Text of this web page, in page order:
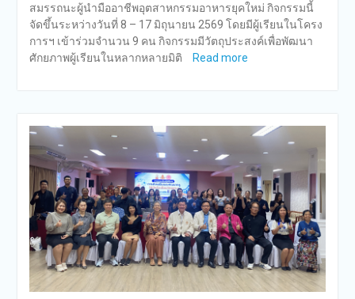
สมรรถนะผู้นำมืออาชีพอุตสาหกรรมอาหารยุคใหม่ กิจกรรมนี้
จัดขึ้นระหว่างวันที่ 8 – 17 มิถุนายน 2569 โดยมีผู้เรียนในโครง
การฯ เข้าร่วมจำนวน 9 คน กิจกรรมมีวัตถุประสงค์เพื่อพัฒนา
ศักยภาพผู้เรียนในหลากหลายมิติ
Read more